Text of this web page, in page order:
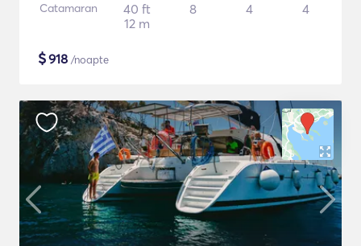
Catamaran
40 ft
12 m
8 4 4
$918 /noapte